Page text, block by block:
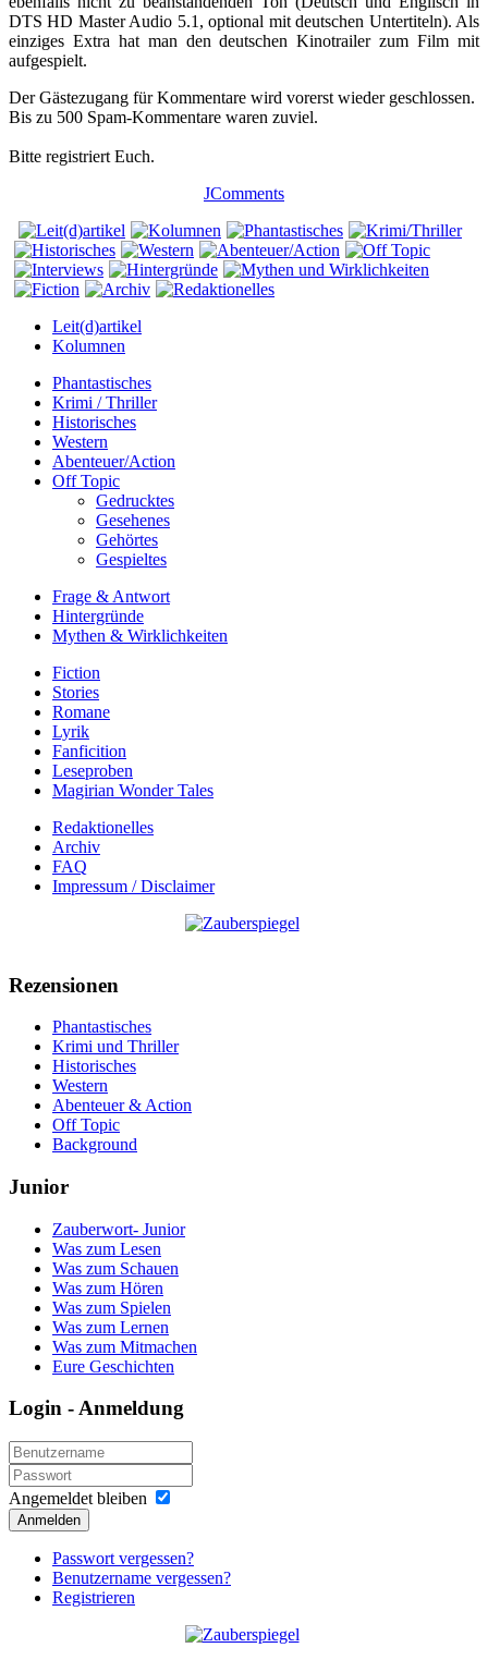
DTS HD Master Audio 5.1, optional mit deutschen Untertiteln). Als
einziges Extra hat man den deutschen Kinotrailer zum Film mit
aufgespielt.
Der Gästezugang für Kommentare wird vorerst wieder geschlossen.
Bis zu 500 Spam-Kommentare waren zuviel.
Bitte registriert Euch.
JComments
Leit(d)artikel
Kolumnen
Phantastisches
Krimi / Thriller
Historisches
Western
Abenteuer/Action
Off Topic
Gedrucktes
Gesehenes
Gehörtes
Gespieltes
Frage & Antwort
Hintergründe
Mythen & Wirklichkeiten
Fiction
Stories
Romane
Lyrik
Fanficition
Leseproben
Magirian Wonder Tales
Redaktionelles
Archiv
FAQ
Impressum / Disclaimer
Rezensionen
Phantastisches
Krimi und Thriller
Historisches
Western
Abenteuer & Action
Off Topic
Background
Junior
Zauberwort- Junior
Was zum Lesen
Was zum Schauen
Was zum Hören
Was zum Spielen
Was zum Lernen
Was zum Mitmachen
Eure Geschichten
Login - Anmeldung
Angemeldet bleiben
Anmelden
Passwort vergessen?
Benutzername vergessen?
Registrieren